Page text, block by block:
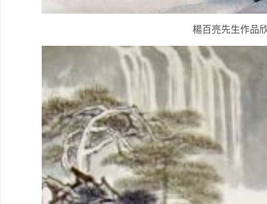
楊百亮先生作品